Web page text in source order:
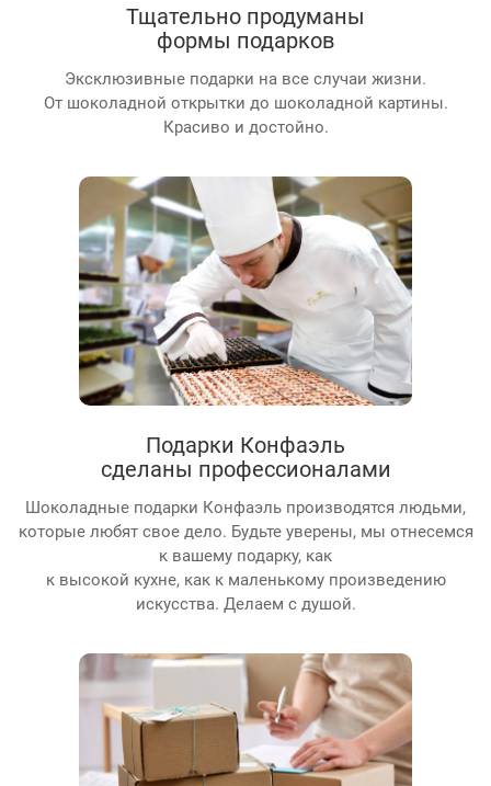
Тщательно продуманы
формы подарков
Эксклюзивные подарки на все случаи жизни.
От шоколадной открытки до шоколадной картины.
Красиво и достойно.
Подарки Конфаэль
сделаны профессионалами
Шоколадные подарки Конфаэль производятся людьми,
которые любят свое дело. Будьте уверены, мы отнесемся
к вашему подарку, как
к высокой кухне, как к маленькому произведению
искусства. Делаем с душой.